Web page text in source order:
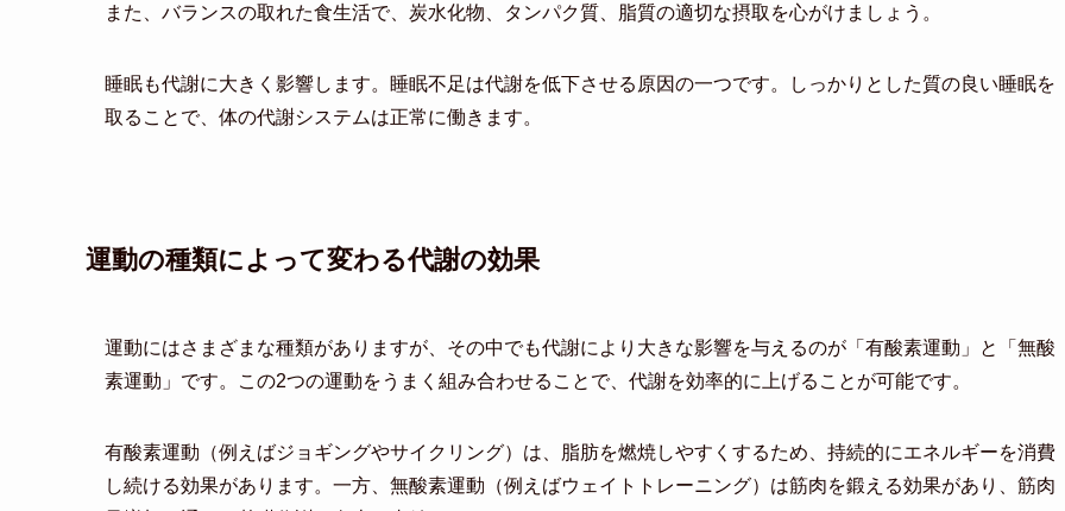
また、バランスの取れた食生活で、炭水化物、タンパク質、脂質の適切な摂取を心がけましょう。
睡眠も代謝に大きく影響します。睡眠不足は代謝を低下させる原因の一つです。しっかりとした質の良い睡眠を
取ることで、体の代謝システムは正常に働きます。
運動の種類によって変わる代謝の効果
運動にはさまざまな種類がありますが、その中でも代謝により大きな影響を与えるのが「有酸素運動」と「無酸
素運動」です。この2つの運動をうまく組み合わせることで、代謝を効率的に上げることが可能です。
有酸素運動（例えばジョギングやサイクリング）は、脂肪を燃焼しやすくするため、持続的にエネルギーを消費
し続ける効果があります。一方、無酸素運動（例えばウェイトトレーニング）は筋肉を鍛える効果があり、筋肉